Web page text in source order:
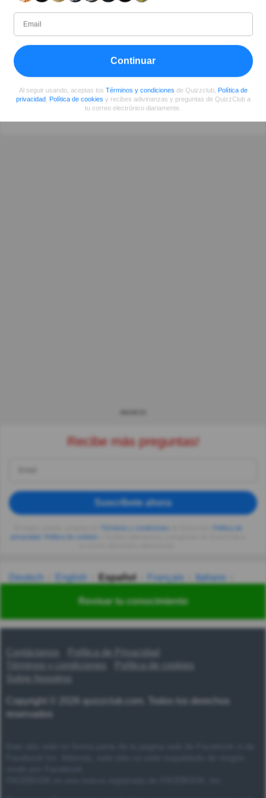
Revisar tu conocimiento
Escritor
Desde Nivel
99
Puntuación
9513599
Preguntas
Compartiren Facebook
Recibe más preguntas!
Suscríbete ahora
privacidad
Deutsch English Español Français
Italiano
Українська हिन्दी 한국어 汉语
Contáctanos
Política de Privacidad
Términos y condiciones
Copyright © 2026 quizzclub.com. Todos los derechos
reservados
Continuar
Al seguir usando, aceptas los Términos y condiciones de Quizzclub, Política de
privacidad, Política de cookies y recibes adivinanzas y preguntas de QuizzClub a
tu correo electrónico diariamente.